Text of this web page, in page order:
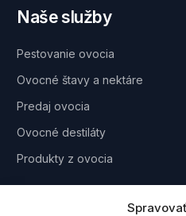
Naše služby
Pestovanie ovocia
Ovocné štavy a nektáre
Predaj ovocia
Ovocné destiláty
Produkty z ovocia